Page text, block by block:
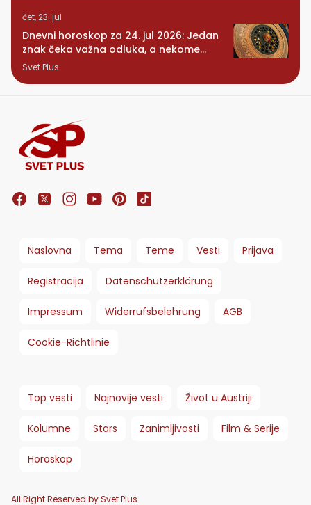
čet, 23. jul
Dnevni horoskop za 24. jul 2026: Jedan
znak čeka važna odluka, a nekome
stiže iznenađenje
Svet Plus
Naslovna Tema Teme Vesti Prijava
Registracija Datenschutzerklärung
Impressum Widerrufsbelehrung AGB
Cookie-Richtlinie
Top vesti Najnovije vesti Život u Austriji
Kolumne Stars Zanimljivosti Film & Serije
Horoskop
All Right Reserved by Svet Plus